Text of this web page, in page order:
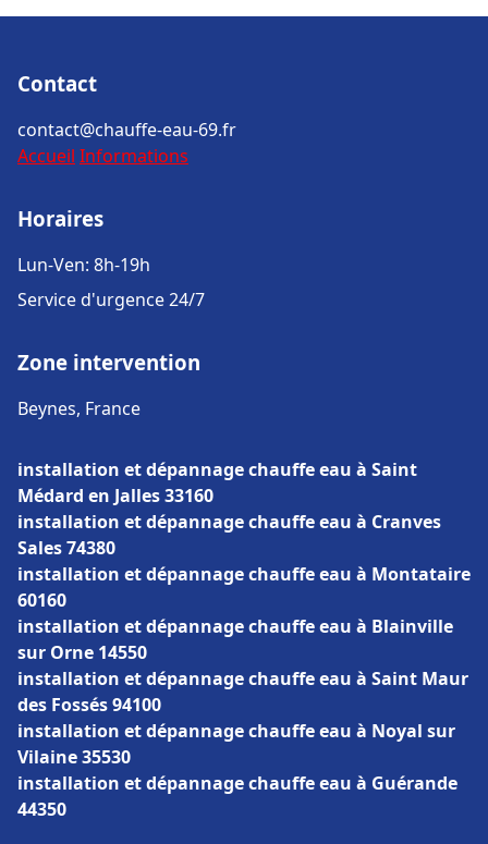
Contact
contact@chauffe-eau-69.fr
Accueil Informations
Horaires
Lun-Ven: 8h-19h
Service d'urgence 24/7
Zone intervention
Beynes, France
installation et dépannage chauffe eau à Saint
Médard en Jalles 33160
installation et dépannage chauffe eau à Cranves
Sales 74380
installation et dépannage chauffe eau à Montataire
60160
installation et dépannage chauffe eau à Blainville
sur Orne 14550
installation et dépannage chauffe eau à Saint Maur
des Fossés 94100
installation et dépannage chauffe eau à Noyal sur
Vilaine 35530
installation et dépannage chauffe eau à Guérande
44350